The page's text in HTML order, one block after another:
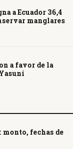
a Ecuador 36,4
manglares
a favor de la
monto, fechas de